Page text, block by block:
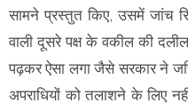
सामने प्रस्तुत किए, उसमें जांच
वाली दूसरे पक्ष के वकील की दलील
पढ़कर ऐसा लगा जैसे सरकार ने
अपराधियों को तलाशने के लिए नहीं